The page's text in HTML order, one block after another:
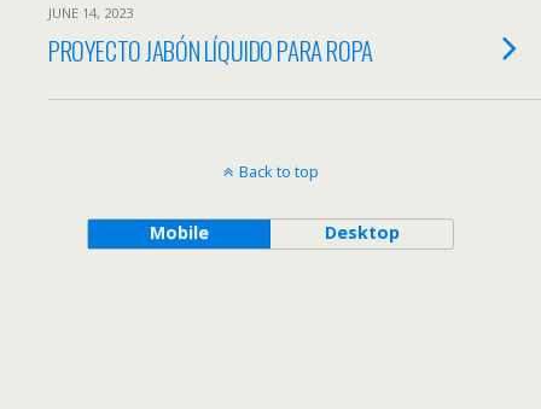
JUNE 14, 2023
PROYECTO JABÓN LÍQUIDO PARA ROPA
Back to top
Mobile Desktop